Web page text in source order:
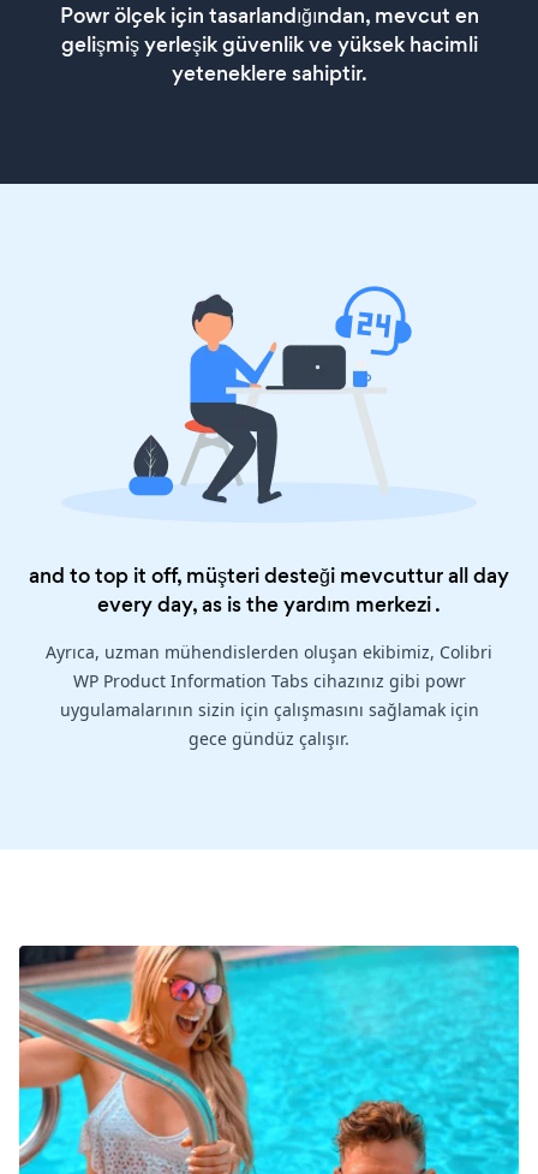
Powr ölçek için tasarlandığından, mevcut en
gelişmiş yerleşik güvenlik ve yüksek hacimli
yeteneklere sahiptir.
and to top it off, müşteri desteği mevcuttur all day
every day, as is theyardım merkezi.
Ayrıca, uzman mühendislerden oluşan ekibimiz, Colibri
WP Product Information Tabs cihazınız gibi powr
uygulamalarının sizin için çalışmasını sağlamak için
gece gündüz çalışır.